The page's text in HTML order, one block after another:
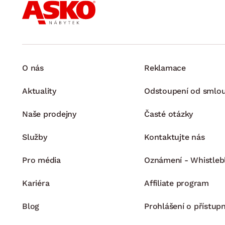
O nás
Aktuality
Naše prodejny
Služby
Pro média
Kariéra
Blog
Reklamace
Odstoupení od
Časté otázky
Kontaktujte nás
Oznámení -
Affiliate program
Prohlášení o